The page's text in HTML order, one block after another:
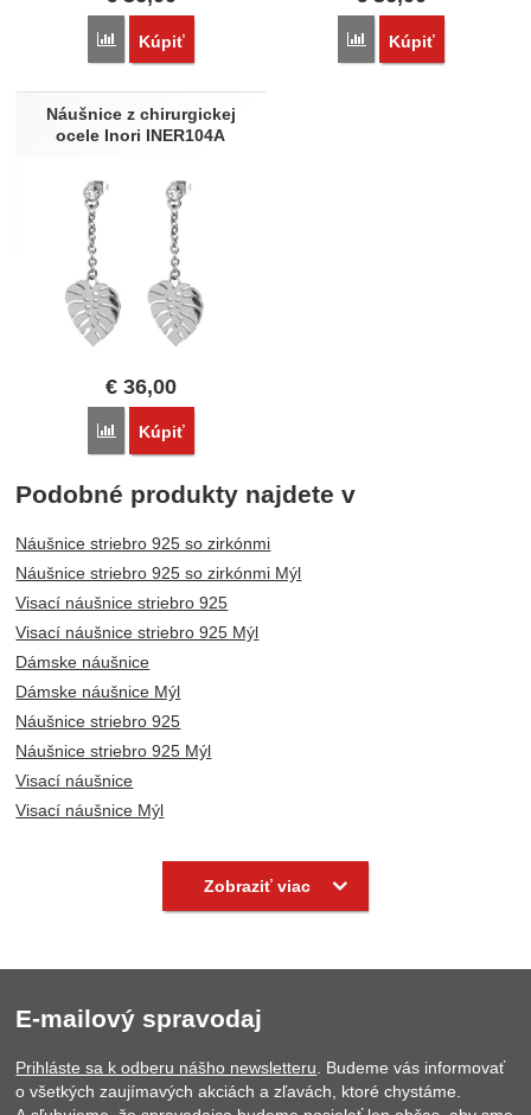
Porovnať
Kúpiť Porovnať
Kúpiť
Náušnice z chirurgickej
ocele Inori INER104A
€ 36,00
Porovnať
Kúpiť
Podobné produkty najdete v
Náušnice striebro 925 so zirkónmi
Náušnice striebro 925 so zirkónmi Mýl
Visací náušnice striebro 925
Visací náušnice striebro 925 Mýl
Dámske náušnice
Dámske náušnice Mýl
Náušnice striebro 925
Náušnice striebro 925 Mýl
Visací náušnice
Visací náušnice Mýl
Zobraziť viac
E-mailový spravodaj
Prihláste sa k odberu nášho newsletteru . Budeme vás informovať
o všetkých zaujímavých akciách a zľavách, ktoré chystáme.